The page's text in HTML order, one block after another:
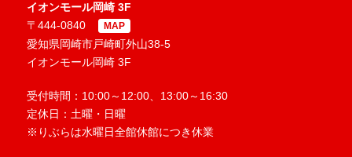
イオンモール岡崎 3F
〒444-0840
MAP
愛知県岡崎市戸崎町外山38-5
イオンモール岡崎 3F
受付時間：10:00～12:00、13:00～16:30
定休日：土曜・日曜
※りぶらは水曜日全館休館につき休業